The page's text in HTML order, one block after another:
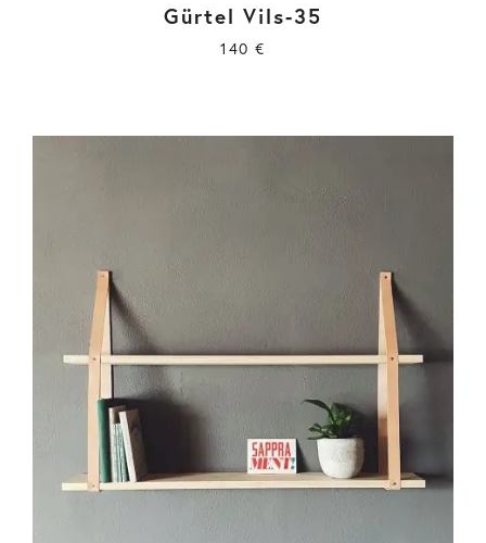
Gürtel Vils-35
140€